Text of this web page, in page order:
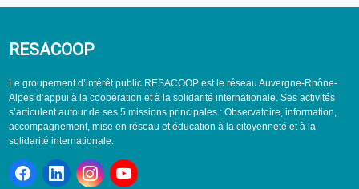
RESACOOP
Le groupement d’intérêt public RESACOOP est le réseau Auvergne-Rhône-
Alpes d’appui à la coopération et à la solidarité internationale. Ses activités
s’articulent autour de ses 5 missions principales : Observatoire, information,
accompagnement, mise en réseau et éducation à la citoyenneté et à la
solidarité internationale.